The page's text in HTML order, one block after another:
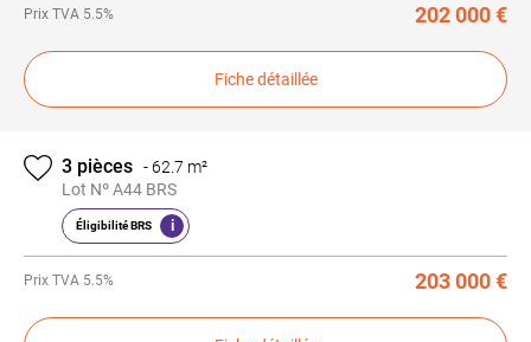
Prix TVA 5.5% 202 000 €
Fiche détaillée
3 pièces -62.7 m²
Lot Nº A44 BRS
Éligibilité BRS i
Prix TVA 5.5% 203 000 €